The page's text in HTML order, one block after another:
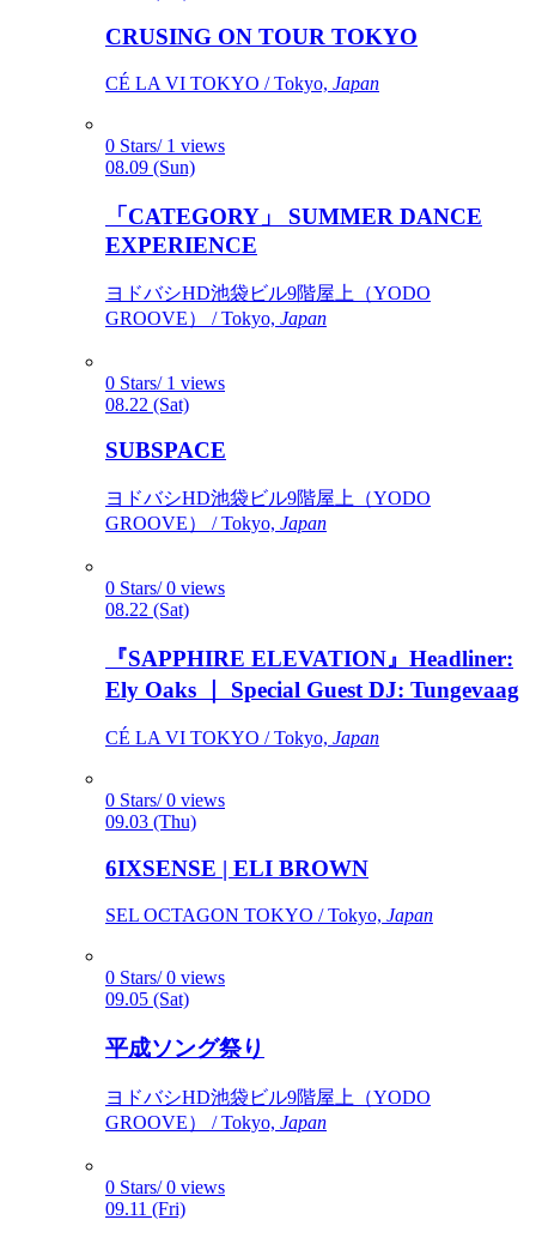
CRUSING ON TOUR TOKYO
CÉ LA VI TOKYO / Tokyo, Japan
0 Stars/ 1 views
08.09 (Sun)
「CATEGORY」 SUMMER DANCE
EXPERIENCE
ヨドバシHD池袋ビル9階屋上（YODO
GROOVE） / Tokyo, Japan
0 Stars/ 1 views
08.22 (Sat)
SUBSPACE
ヨドバシHD池袋ビル9階屋上（YODO
GROOVE） / Tokyo, Japan
0 Stars/ 0 views
08.22 (Sat)
『SAPPHIRE ELEVATION』Headliner:
Ely Oaks ｜ Special Guest DJ: Tungevaag
CÉ LA VI TOKYO / Tokyo, Japan
0 Stars/ 0 views
09.03 (Thu)
6IXSENSE | ELI BROWN
SEL OCTAGON TOKYO / Tokyo, Japan
0 Stars/ 0 views
09.05 (Sat)
平成ソング祭り
ヨドバシHD池袋ビル9階屋上（YODO
GROOVE） / Tokyo, Japan
0 Stars/ 0 views
09.11 (Fri)